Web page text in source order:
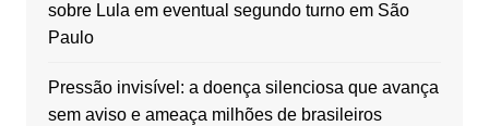
sobre Lula em eventual segundo turno em São
Paulo
Pressão invisível: a doença silenciosa que avança
sem aviso e ameaça milhões de brasileiros